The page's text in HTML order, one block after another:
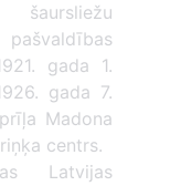
šaursliežu
gada 1.
gada 7.
Madona
centrs.
Latvijas